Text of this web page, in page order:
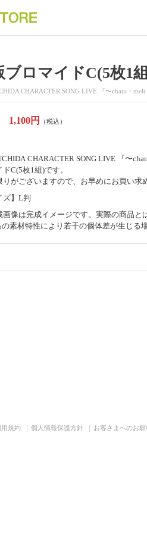
ブロマイドC(5枚1
CHARACTER SONG LIVE 『〜chara・
1,100円 （税込）
CHARACTER SONG LIVE 『〜
ドC(5枚1組)です。
りがございますので、お早めにお買い求
ズ】L判
像は完成イメージです。実際の商品と
素材特性により若干の個体差が生じる
用規約 個人情報保護方針 お客さまへのお願